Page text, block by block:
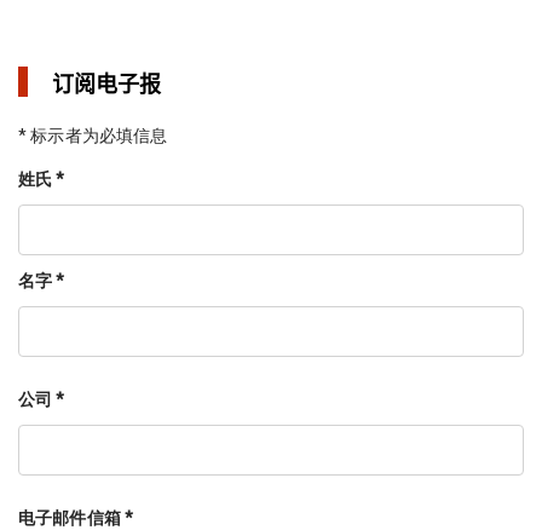
订阅电子报
* 标示者为必填信息
姓氏 *
名字 *
公司 *
电子邮件信箱 *